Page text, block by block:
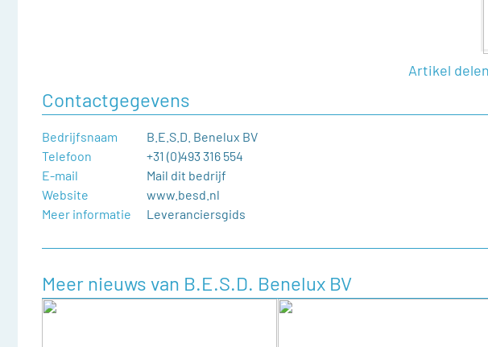
Artikel delen
Contactgegevens
Bedrijfsnaam
B.E.S.D. Benelux BV
Telefoon
+31 (0)493 316 554
E-mail
Mail dit bedrijf
Website
www.besd.nl
Meer informatie
Leveranciersgids
Meer nieuws van B.E.S.D. Benelux BV